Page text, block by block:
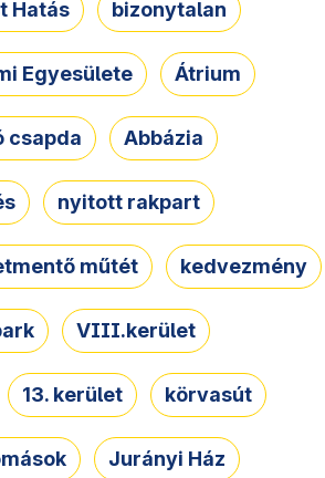
Hatás bizonytalan
Egyesülete Átrium
csapda Abbázia
nyitott rakpart
műtét kedvezmény
VIII.kerület
13. kerület körvasút
Jurányi Ház